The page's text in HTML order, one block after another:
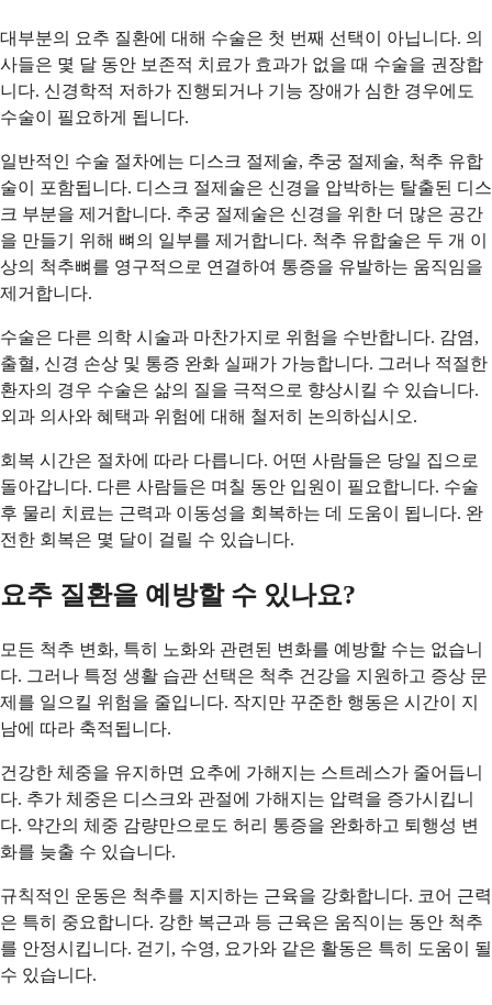
대부분의 요추 질환에 대해 수술은 첫 번째 선택이 아닙니다. 의
사들은 몇 달 동안 보존적 치료가 효과가 없을 때 수술을 권장합
니다. 신경학적 저하가 진행되거나 기능 장애가 심한 경우에도
수술이 필요하게 됩니다.
일반적인 수술 절차에는 디스크 절제술, 추궁 절제술, 척추 유합
술이 포함됩니다. 디스크 절제술은 신경을 압박하는 탈출된 디스
크 부분을 제거합니다. 추궁 절제술은 신경을 위한 더 많은 공간
을 만들기 위해 뼈의 일부를 제거합니다. 척추 유합술은 두 개 이
상의 척추뼈를 영구적으로 연결하여 통증을 유발하는 움직임을
제거합니다.
수술은 다른 의학 시술과 마찬가지로 위험을 수반합니다. 감염,
출혈, 신경 손상 및 통증 완화 실패가 가능합니다. 그러나 적절한
환자의 경우 수술은 삶의 질을 극적으로 향상시킬 수 있습니다.
외과 의사와 혜택과 위험에 대해 철저히 논의하십시오.
회복 시간은 절차에 따라 다릅니다. 어떤 사람들은 당일 집으로
돌아갑니다. 다른 사람들은 며칠 동안 입원이 필요합니다. 수술
후 물리 치료는 근력과 이동성을 회복하는 데 도움이 됩니다. 완
전한 회복은 몇 달이 걸릴 수 있습니다.
요추 질환을 예방할 수 있나요?
모든 척추 변화, 특히 노화와 관련된 변화를 예방할 수는 없습니
다. 그러나 특정 생활 습관 선택은 척추 건강을 지원하고 증상 문
제를 일으킬 위험을 줄입니다. 작지만 꾸준한 행동은 시간이 지
남에 따라 축적됩니다.
건강한 체중을 유지하면 요추에 가해지는 스트레스가 줄어듭니
다. 추가 체중은 디스크와 관절에 가해지는 압력을 증가시킵니
다. 약간의 체중 감량만으로도 허리 통증을 완화하고 퇴행성 변
화를 늦출 수 있습니다.
규칙적인 운동은 척추를 지지하는 근육을 강화합니다. 코어 근력
은 특히 중요합니다. 강한 복근과 등 근육은 움직이는 동안 척추
를 안정시킵니다. 걷기, 수영, 요가와 같은 활동은 특히 도움이 될
수 있습니다.